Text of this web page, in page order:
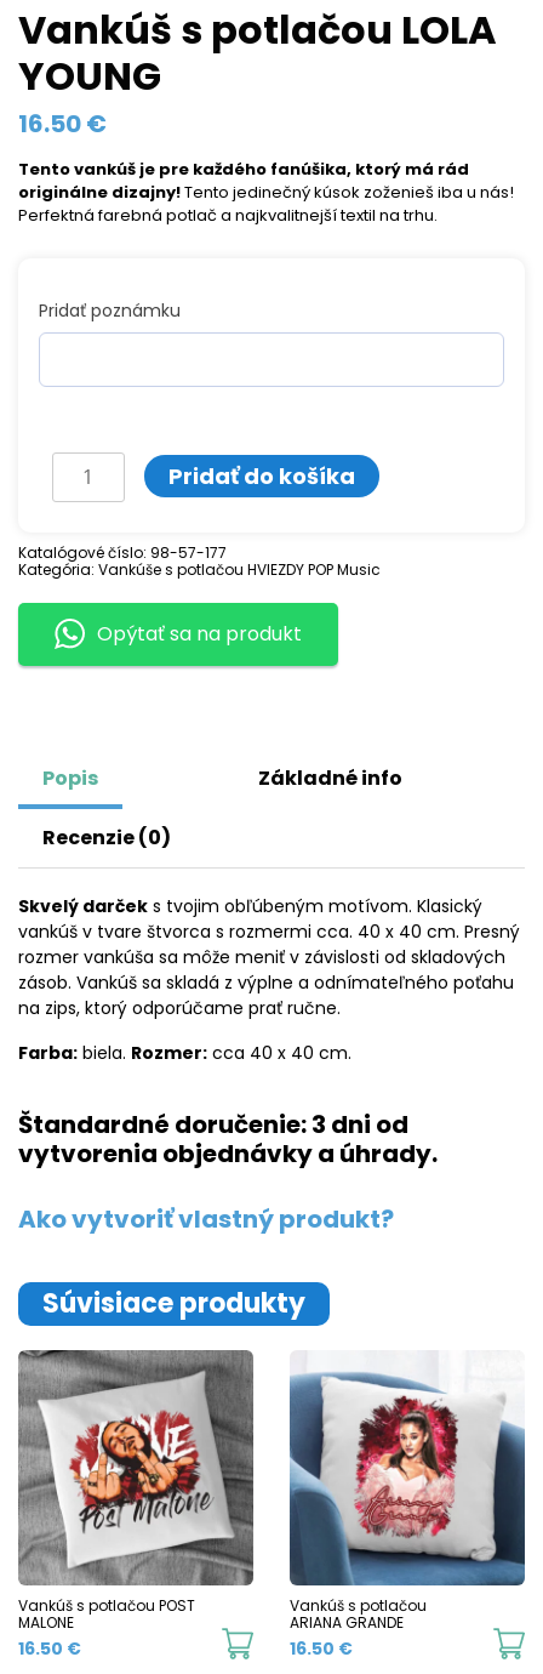
Vankúš s potlačou LOLA
YOUNG
16.50€
Tento vankúš je pre každého fanúšika, ktorý má rád
originálne dizajny!Tento jedinečný kúsok zoženieš iba u nás!
Perfektná farebná potlač a najkvalitnejší textil na trhu.
Pridať poznámku
množstvo
Vankúš
potlačou
LOLA
YOUNG
Pridať do košíka
Katalógové číslo: 98-57-177
Kategória: Vankúše s potlačou HVIEZDY POP Music
Opýtať sa na produkt
Popis Základné info
Recenzie (0)
Skvelý darček s tvojim obľúbeným motívom. Klasický
vankúš v tvare štvorca s rozmermi cca. 40 x 40 cm. Presný
rozmer vankúša sa môže meniť v závislosti od skladových
zásob. Vankúš sa skladá z výplne a odnímateľného poťahu
na zips, ktorý odporúčame prať ručne.
Farba: biela. Rozmer: cca 40 x 40 cm.
Štandardné doručenie: 3 dni od
vytvorenia objednávky a úhrady.
Ako vytvoriť vlastný produkt?
Súvisiace produkty
Vankúš s potlačou POST
MALONE
16.50 €
Vankúš s potlačou
ARIANA GRANDE
16.50 €